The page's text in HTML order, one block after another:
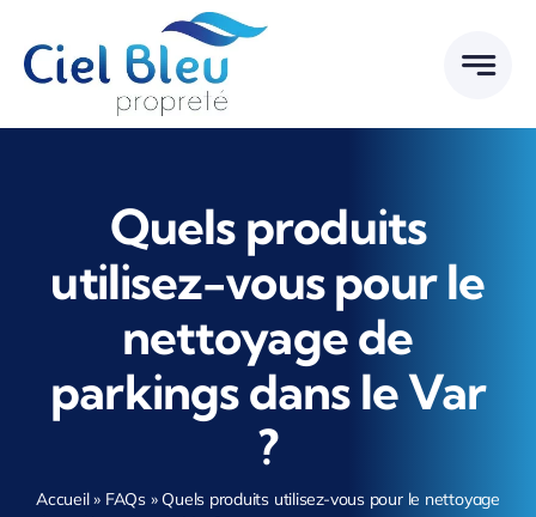
contenu
Quels produits
utilisez-vous pour le
nettoyage de
parkings dans le Var
?
Accueil» FAQs»Quels produits utilisez-vous pour le nettoyage